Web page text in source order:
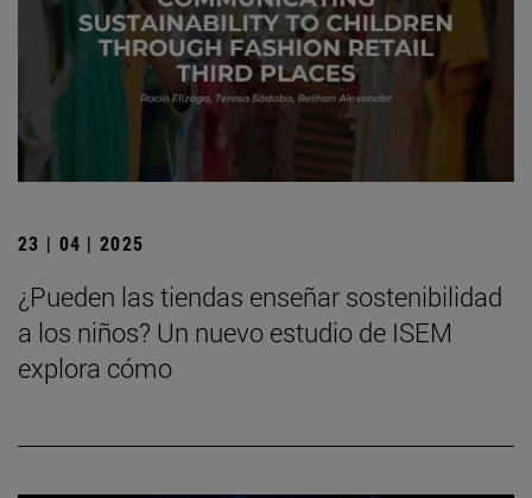
23 | 04 | 2025
¿Pueden las tiendas enseñar sostenibilidad
a los niños? Un nuevo estudio de ISEM
explora cómo